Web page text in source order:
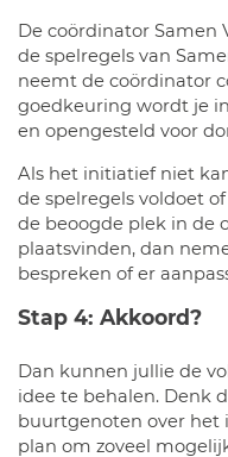
De coördinator Samen
de spelregels van
neemt de coördinator
goedkeuring wordt je
en opengesteld voor
Als het initiatief niet
de spelregels voldoet
de beoogde plek in de
plaatsvinden, dan
bespreken of er
Stap 4: Akkoord?
Dan kunnen jullie de
idee te behalen. Denk
buurtgenoten over het
plan om zoveel